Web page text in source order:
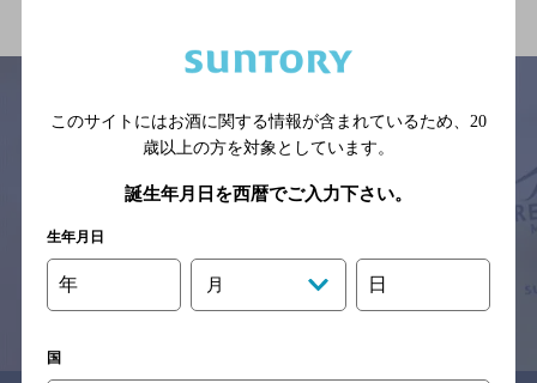
サイトマップ ご意見・ご感想 利用規約
※それぞれのお店のメニューや営業時間などの掲載情報については、
念のためお店にご確認の上ご来店くださいますようお願い申し上げま
情報提供：ぐるなび
このサイトにはお酒に関する情報が含まれているため、 20
歳以上の方を対象としています。
誕生年月日を西暦でご入力下さい。
生年月日
年 月 日
国